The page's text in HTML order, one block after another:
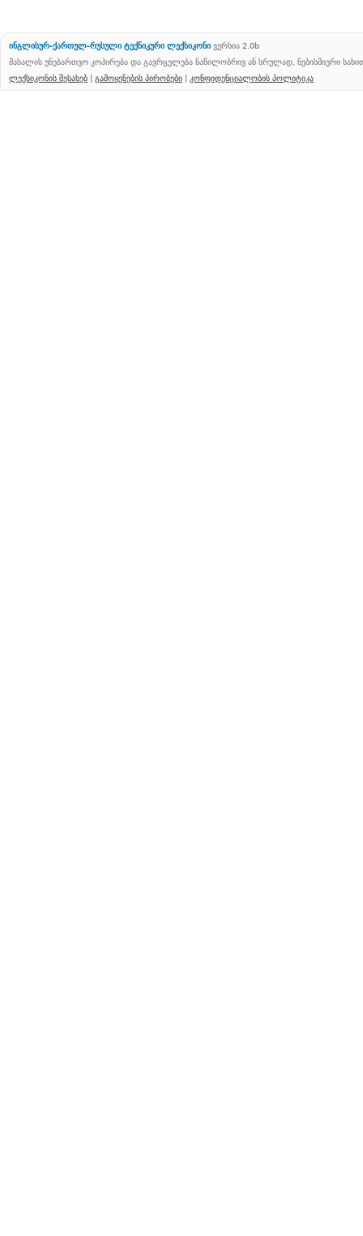
ინგლისურ-ქართულ-რუსული ტექნიკური ლექსიკონი ვერსია 2.0b
მასალის უნებართვო კოპირება და გავრცელება ნაწილობრივ ან სრულად, ნებისმიერი
ლექსიკონის შესახებ | გამოყენების პირობები | კონფიდენციალობის პოლიტიკა